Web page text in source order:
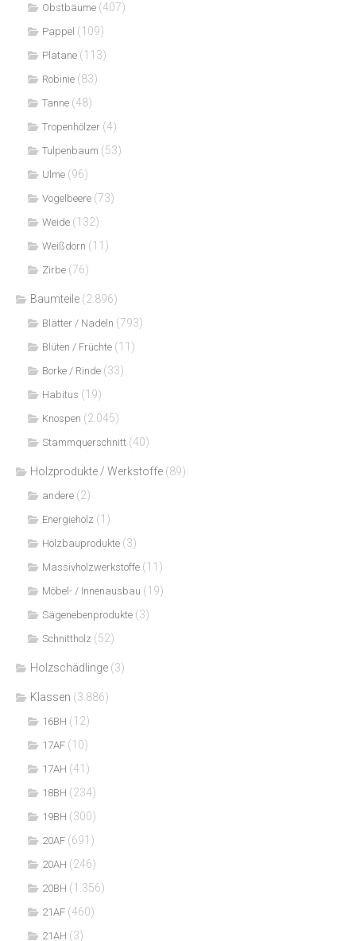
Obstbäume (407)
Pappel (109)
Platane (113)
Robinie (83)
Tanne (48)
Tropenhölzer (4)
Tulpenbaum (53)
Ulme (96)
Vogelbeere (73)
Weide (132)
Weißdorn (11)
Zirbe (76)
Baumteile (2.896)
Blätter / Nadeln (793)
Blüten / Früchte (11)
Borke / Rinde (33)
Habitus (19)
Knospen (2.045)
Stammquerschnitt (40)
Holzprodukte / Werkstoffe (89)
andere (2)
Energieholz (1)
Holzbauprodukte (3)
Massivholzwerkstoffe (11)
Möbel- / Innenausbau (19)
Sägenebenprodukte (3)
Schnittholz (52)
Holzschädlinge (3)
Klassen (3.886)
16BH (12)
17AF (10)
17AH (41)
18BH (234)
19BH (300)
20AF (691)
20AH (246)
20BH (1.356)
21AF (460)
21AH (3)